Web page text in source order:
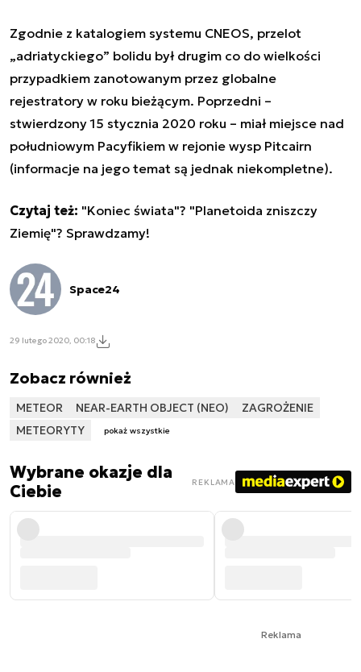
Zgodnie z katalogiem systemu CNEOS, przelot
„adriatyckiego” bolidu był drugim co do wielkości
przypadkiem zanotowanym przez globalne
rejestratory w roku bieżącym. Poprzedni –
stwierdzony 15 stycznia 2020 roku – miał miejsce nad
południowym Pacyfikiem w rejonie wysp Pitcairn
(informacje na jego temat są jednak niekompletne).
Czytaj też: "Koniec świata"? "Planetoida zniszczy
Ziemię"? Sprawdzamy!
Space24
29 lutego 2020, 00:18
Zobacz również
METEOR NEAR-EARTH OBJECT (NEO)
ZAGROŻENIE
METEORYTY
pokaż wszystkie
Wybrane okazje dla
Ciebie
REKLAMA
Reklama